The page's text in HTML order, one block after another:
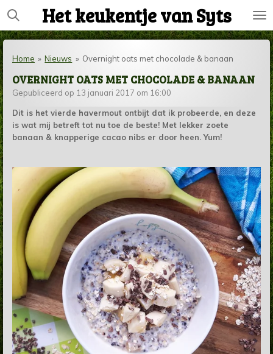
Ga
direct
naar
hoofdinhoud
Het keukentje van Syts
Home » Nieuws » Overnight oats met chocolade & banaan
OVERNIGHT OATS MET CHOCOLADE & BANAAN
Gepubliceerd op 13 januari 2017 om 16:00
Dit is het vierde havermout ontbijt dat ik probeerde, en deze
is wat mij betreft tot nu toe de beste! Met lekker zoete
banaan & knapperige cacao nibs er door heen. Yum!